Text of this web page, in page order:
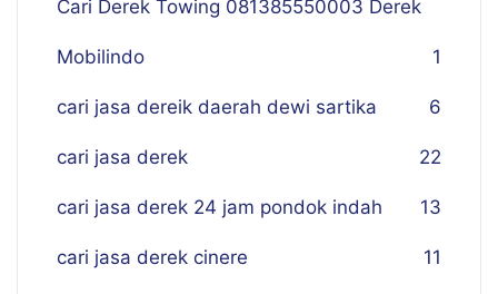
Cari Derek Towing 081385550003 Derek
Mobilindo 1
cari jasa dereik daerah dewi sartika 6
cari jasa derek 22
cari jasa derek 24 jam pondok indah 13
cari jasa derek cinere 11